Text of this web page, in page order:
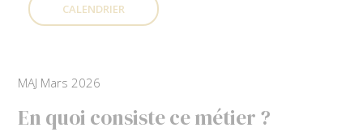
CALENDRIER
MAJ Mars 2026
En quoi consiste ce métier ?